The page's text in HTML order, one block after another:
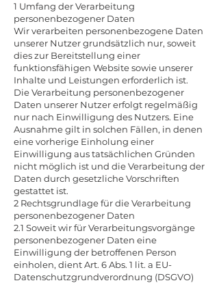
1 Umfang der Verarbeitung
personenbezogener Daten
Wir verarbeiten personenbezogene Daten
unserer Nutzer grundsätzlich nur, soweit
dies zur Bereitstellung einer
funktionsfähigen Website sowie unserer
Inhalte und Leistungen erforderlich ist.
Die Verarbeitung personenbezogener
Daten unserer Nutzer erfolgt regelmäßig
nur nach Einwilligung des Nutzers. Eine
Ausnahme gilt in solchen Fällen, in denen
eine vorherige Einholung einer
Einwilligung aus tatsächlichen Gründen
nicht möglich ist und die Verarbeitung der
Daten durch gesetzliche Vorschriften
gestattet ist.
2 Rechtsgrundlage für die Verarbeitung
personenbezogener Daten
2.1 Soweit wir für Verarbeitungsvorgänge
personenbezogener Daten eine
Einwilligung der betroffenen Person
einholen, dient Art. 6 Abs. 1 lit. a EU-
Datenschutzgrundverordnung (DSGVO)